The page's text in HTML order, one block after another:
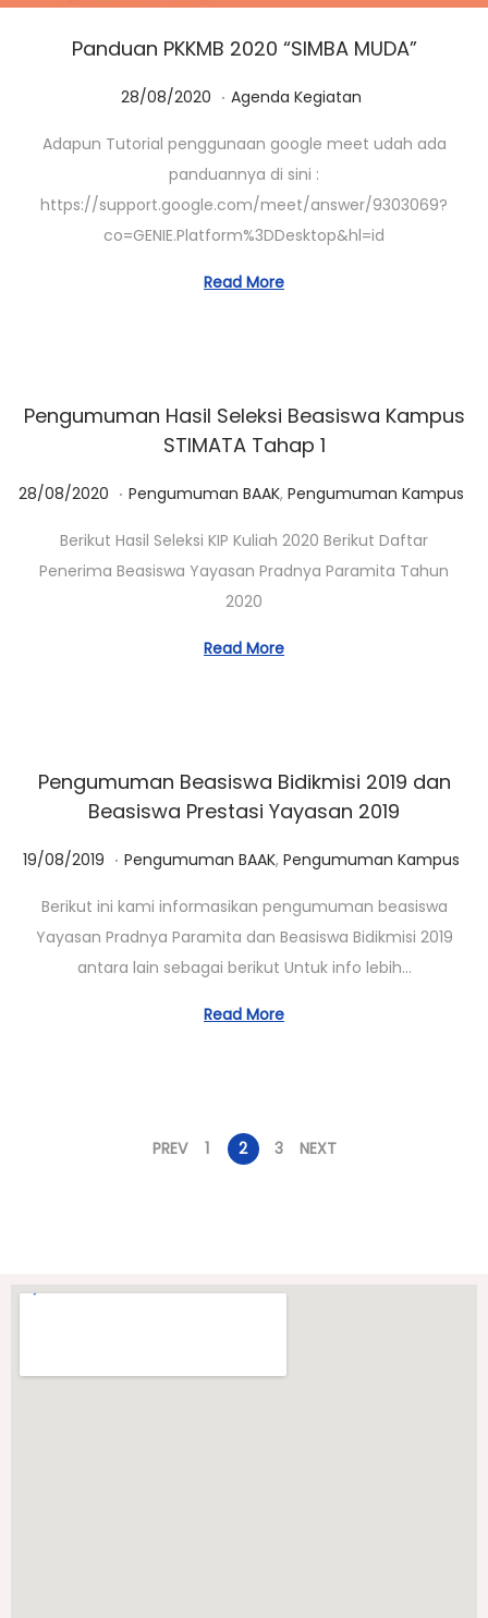
Panduan PKKMB 2020 “SIMBA MUDA”
Posted on
28/08/2020 0
/
0
3
/
2
. Posted in
Agenda Kegiatan
Adapun Tutorial penggunaan google meet udah ada
panduannya di sini :
https://support.google.com/meet/answer/9303069?
co=GENIE.Platform%3DDesktop&hl=id
Read More
Pengumuman Hasil Seleksi Beasiswa Kampus
STIMATA Tahap 1
Posted on
28/08/2020 0
/
0
. Posted in
Pengumuman BAAK, Pengumuman Kampus
Berikut Hasil Seleksi KIP Kuliah 2020 Berikut Daftar
Penerima Beasiswa Yayasan Pradnya Paramita Tahun
2020
Read More
Pengumuman Beasiswa Bidikmisi 2019 dan
Beasiswa Prestasi Yayasan 2019
Posted on
19/08/2019 0
/
0
3
. Posted in
Pengumuman BAAK, Pengumuman Kampus
Berikut ini kami informasikan pengumuman beasiswa
Yayasan Pradnya Paramita dan Beasiswa Bidikmisi 2019
antara lain sebagai berikut Untuk info lebih…
Read More
PREV 1 2 3 NEXT